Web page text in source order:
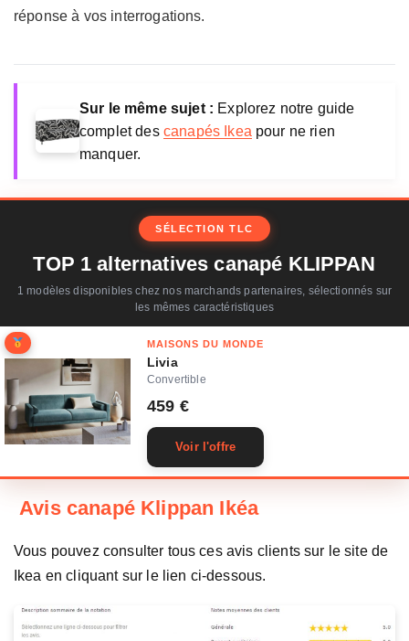
réponse à vos interrogations.
Sur le même sujet : Explorez notre guide
complet des canapés Ikea pour ne rien
manquer.
SÉLECTION TLC
TOP 1 alternatives canapé KLIPPAN
1 modèles disponibles chez nos marchands partenaires, sélectionnés sur
les mêmes caractéristiques
MAISONS DU MONDE
Livia
Convertible
459 €
Voir l'offre
Avis canapé Klippan Ikéa
Vous pouvez consulter tous ces avis clients sur le site de
Ikea en cliquant sur le lien ci-dessous.